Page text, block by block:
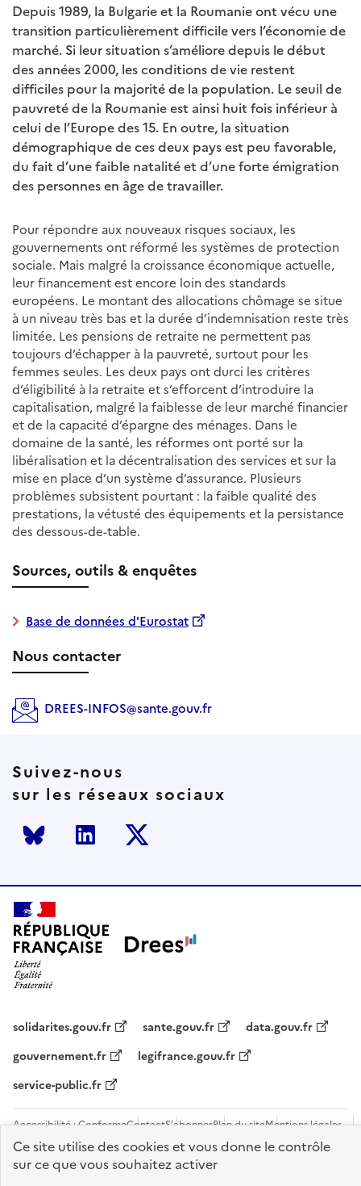
Depuis 1989, la Bulgarie et la Roumanie ont vécu une
transition particulièrement difficile vers l’économie de
marché. Si leur situation s’améliore depuis le début
des années 2000, les conditions de vie restent
difficiles pour la majorité de la population. Le seuil de
pauvreté de la Roumanie est ainsi huit fois inférieur à
celui de l’Europe des 15. En outre, la situation
démographique de ces deux pays est peu favorable,
du fait d’une faible natalité et d’une forte émigration
des personnes en âge de travailler.
Pour répondre aux nouveaux risques sociaux, les
gouvernements ont réformé les systèmes de protection
sociale. Mais malgré la croissance économique actuelle,
leur financement est encore loin des standards
européens. Le montant des allocations chômage se situe
à un niveau très bas et la durée d’indemnisation reste très
limitée. Les pensions de retraite ne permettent pas
toujours d’échapper à la pauvreté, surtout pour les
femmes seules. Les deux pays ont durci les critères
d’éligibilité à la retraite et s’efforcent d’introduire la
capitalisation, malgré la faiblesse de leur marché financier
et de la capacité d’épargne des ménages. Dans le
domaine de la santé, les réformes ont porté sur la
libéralisation et la décentralisation des services et sur la
mise en place d’un système d’assurance. Plusieurs
problèmes subsistent pourtant : la faible qualité des
prestations, la vétusté des équipements et la persistance
des dessous-de-table.
Sources, outils & enquêtes
Base de données d'Eurostat
Nous contacter
DREES-INFOS@sante.gouv.fr
Suivez-nous
sur les réseaux sociaux
Bluesky LinkedInTwitter
solidarites.gouv.fr sante.gouv.fr
data.gouv.fr
gouvernement.fr
legifrance.gouv.fr
service-public.fr
Accessibilité : ConformeContactS'abonnerPlan du siteMentions légales
Flux RSSRecrutements
Sauf mention contraire, tous les contenus de ce site sont sous
Ce site utilise des cookies et vous donne le contrôle
sur ce que vous souhaitez activer